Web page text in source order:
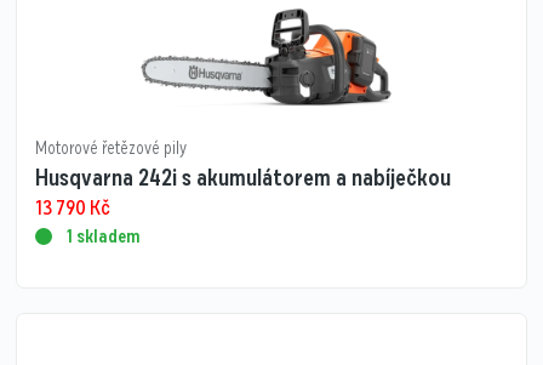
Motorové řetězové pily
Husqvarna 242i s akumulátorem a nabíječkou
13 790 Kč
1 skladem